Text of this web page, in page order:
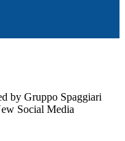
by Gruppo Spaggiari
Social Media